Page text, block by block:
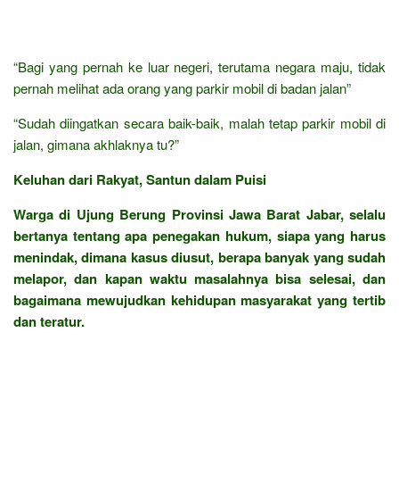
“Bagi yang pernah ke luar negeri, terutama negara maju, tidak
pernah melihat ada orang yang parkir mobil di badan jalan”
“Sudah diingatkan secara baik-baik, malah tetap parkir mobil di
jalan, gimana akhlaknya tu?”
Keluhan dari Rakyat, Santun dalam Puisi
Warga di Ujung Berung Provinsi Jawa Barat Jabar, selalu
bertanya tentang apa penegakan hukum, siapa yang harus
menindak, dimana kasus diusut, berapa banyak yang sudah
melapor, dan kapan waktu masalahnya bisa selesai, dan
bagaimana mewujudkan kehidupan masyarakat yang tertib
dan teratur.